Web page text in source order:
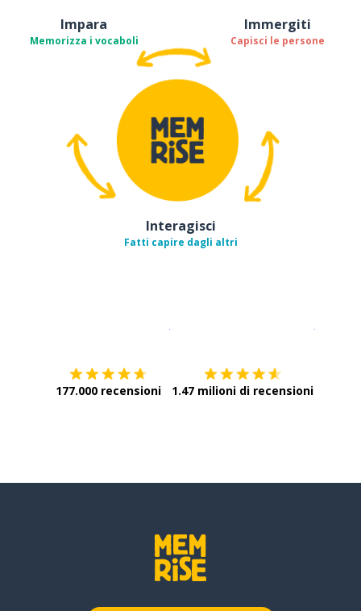
Impara
Memorizza i vocaboli
Immergiti
Capisci le persone
Interagisci
Fatti capire dagli altri
177.000 recensioni 1.47 milioni di recensioni